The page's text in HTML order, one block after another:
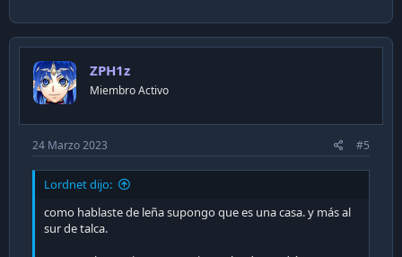
ZPH1z
Miembro Activo
24 Marzo 2023 #5
Lordnet dijo:
como hablaste de leña supongo que es una casa. y más al
sur de talca.